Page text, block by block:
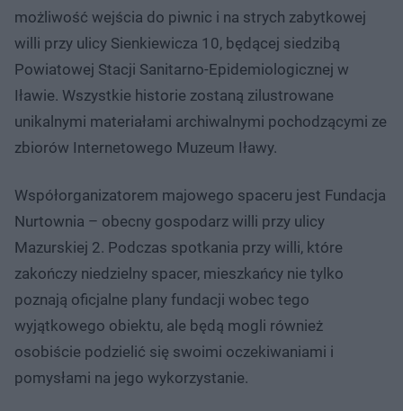
możliwość wejścia do piwnic i na strych zabytkowej
willi przy ulicy Sienkiewicza 10, będącej siedzibą
Powiatowej Stacji Sanitarno-Epidemiologicznej w
Iławie. Wszystkie historie zostaną zilustrowane
unikalnymi materiałami archiwalnymi pochodzącymi ze
zbiorów Internetowego Muzeum Iławy.
Współorganizatorem majowego spaceru jest Fundacja
Nurtownia – obecny gospodarz willi przy ulicy
Mazurskiej 2. Podczas spotkania przy willi, które
zakończy niedzielny spacer, mieszkańcy nie tylko
poznają oficjalne plany fundacji wobec tego
wyjątkowego obiektu, ale będą mogli również
osobiście podzielić się swoimi oczekiwaniami i
pomysłami na jego wykorzystanie.